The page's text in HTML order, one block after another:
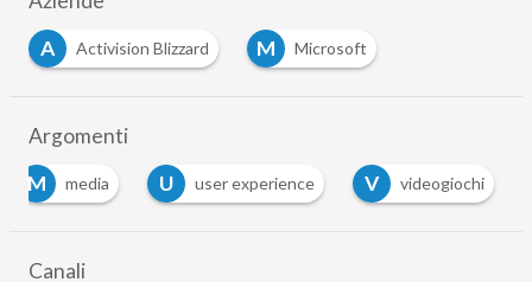
A
Activision Blizzard M
Microsoft
Argomenti
M
media U user experience V
videogiochi
Canali